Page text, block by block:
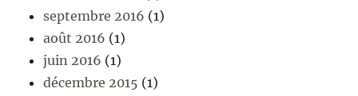
septembre 2016 (1)
août 2016 (1)
juin 2016 (1)
décembre 2015 (1)